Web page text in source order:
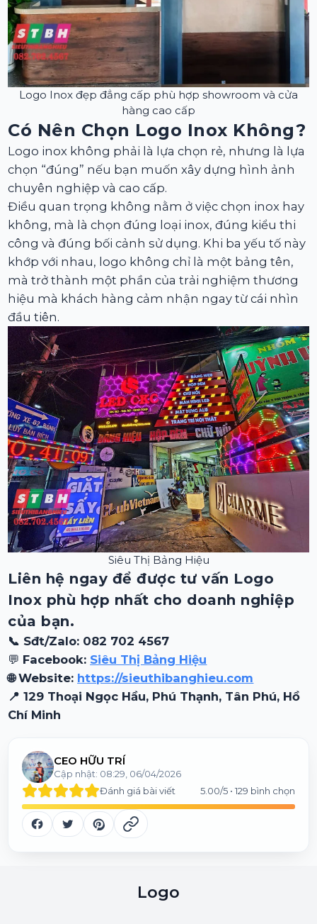
Logo Inox đẹp đẳng cấp phù hợp showroom và cửa
hàng cao cấp
Có Nên Chọn Logo Inox Không?
Logo inox không phải là lựa chọn rẻ, nhưng là lựa
chọn “đúng” nếu bạn muốn xây dựng hình ảnh
chuyên nghiệp và cao cấp.
Điều quan trọng không nằm ở việc chọn inox hay
không, mà là chọn đúng loại inox, đúng kiểu thi
công và đúng bối cảnh sử dụng. Khi ba yếu tố này
khớp với nhau, logo không chỉ là một bảng tên,
mà trở thành một phần của trải nghiệm thương
hiệu mà khách hàng cảm nhận ngay từ cái nhìn
đầu tiên.
Siêu Thị Bảng Hiệu
Liên hệ ngay để được tư vấn Logo
Inox phù hợp nhất cho doanh nghiệp
của bạn.
📞 Sđt/Zalo: 082 702 4567
💬 Facebook: Siêu Thị Bảng Hiệu
🌐 Website: https://sieuthibanghieu.com
📍 129 Thoại Ngọc Hầu, Phú Thạnh, Tân Phú, Hồ
Chí Minh
CEO HỮU TRÍ
Cập nhật: 08:29, 06/04/2026
Đánh giá bài viết
5.00/5 • 129 bình chọn
Logo